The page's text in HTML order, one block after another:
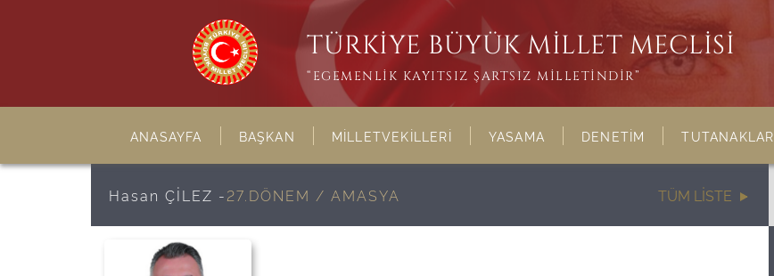
TÜRKİYE BÜYÜK MİLLET MECLİSİ
“EGEMENLİK KAYITSIZ ŞARTSIZ MİLLETİNDİR”
ANASAYFA BAŞKAN MİLLETVEKİLLERİ YASAMA DENETİM TUTANAKLAR
Hasan ÇİLEZ -27.DÖNEM / AMASYA TÜM LİSTE